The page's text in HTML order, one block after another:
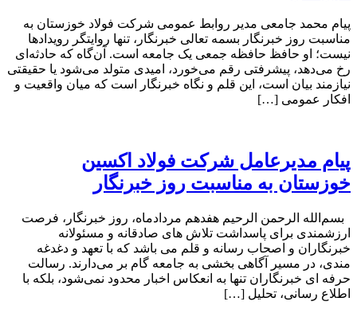
پیام محمد جامعی مدیر روابط عمومی شرکت فولاد خوزستان به
مناسبت روز خبرنگار بسمه تعالی خبرنگار، تنها روایتگر رویدادها
نیست؛ او حافظ حافظه جمعی یک جامعه است. آن‌گاه که حادثه‌ای
رخ می‌دهد، پیشرفتی رقم می‌خورد، امیدی متولد می‌شود یا حقیقتی
نیازمند بیان است، این قلم و نگاه خبرنگار است که میان واقعیت و
افکار عمومی […]
پیام مدیرعامل شرکت فولاد اکسین
خوزستان به مناسبت روز خبرنگار
بسم‌الله الرحمن الرحیم هفدهم مردادماه، روز خبرنگار، فرصت
ارزشمندی برای پاسداشت تلاش‌ های صادقانه و مسئولانه
خبرنگاران و اصحاب رسانه و قلم می باشد که با تعهد و دغدغه‌
مندی، در مسیر آگاهی‌ بخشی به جامعه گام بر می‌دارند. رسالت
حرفه‌ ای خبرنگاران تنها به انعکاس اخبار محدود نمی‌شود، بلکه با
اطلاع رسانی، تحلیل […]